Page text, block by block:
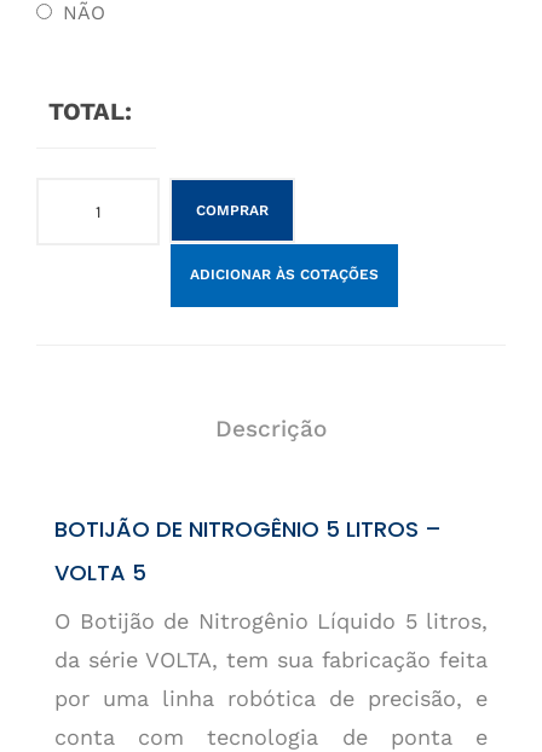
NÃO
TOTAL:
COMPRAR
ADICIONAR ÀS COTAÇÕES
Descrição
BOTIJÃO DE NITROGÊNIO 5 LITROS –
VOLTA 5
O Botijão de Nitrogênio Líquido 5 litros,
da série VOLTA, tem sua fabricação feita
por uma linha robótica de precisão, e
conta com tecnologia de ponta e